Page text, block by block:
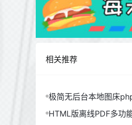
相关推荐
极简无后台本地图床
HTML版离线PDF多功